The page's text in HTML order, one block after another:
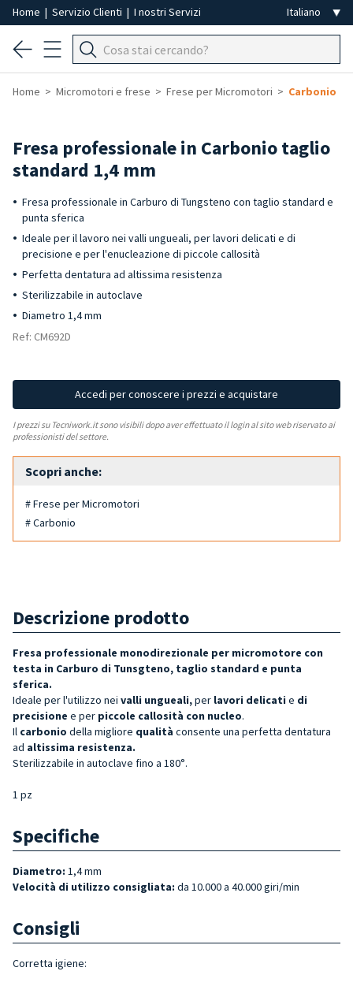
Home | Servizio Clienti | I nostri Servizi
Home Micromotori e frese Frese per Micromotori Carbonio
Fresa professionale in Carbonio taglio
standard 1,4 mm
Fresa professionale in Carburo di Tungsteno con taglio standard e
punta sferica
Ideale per il lavoro nei valli ungueali, per lavori delicati e di
precisione e per l'enucleazione di piccole callosità
Perfetta dentatura ad altissima resistenza
Sterilizzabile in autoclave
Diametro 1,4 mm
Ref: CM692D
Accedi per conoscere i prezzi e acquistare
I prezzi su Tecniwork.it sono visibili dopo aver effettuato il login al sito web riservato ai
professionisti del settore.
Scopri anche:
# Frese per Micromotori
# Carbonio
Descrizione prodotto
Fresa professionale monodirezionale per micromotore con
testa in Carburo di Tunsgteno, taglio standard e punta
sferica.
Ideale per l'utilizzo nei valli ungueali,per lavori delicati e di
precisione e per piccole callosità con nucleo.
Il carbonio della migliore qualità consente una perfetta dentatura
ad altissima resistenza.
Sterilizzabile in autoclave fino a 180°.
1 pz
Specifiche
Diametro: 1,4 mm
Velocità di utilizzo consigliata: da 10.000 a 40.000 giri/min
Consigli
Corretta igiene: